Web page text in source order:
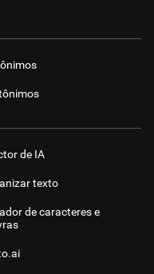
de IA
texto
de caracteres e